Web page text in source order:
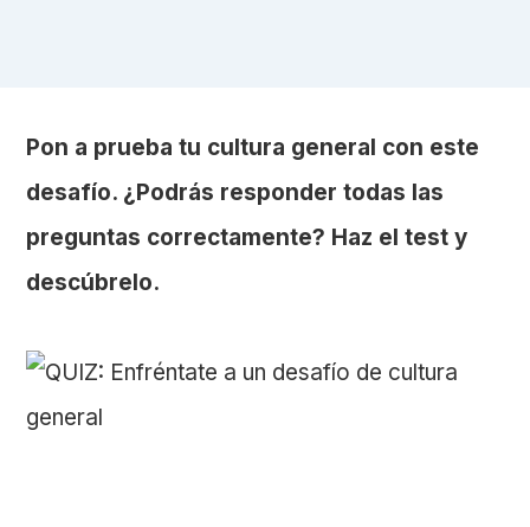
Pon a prueba tu cultura general con este
desafío. ¿Podrás responder todas las
preguntas correctamente? Haz el test y
descúbrelo.